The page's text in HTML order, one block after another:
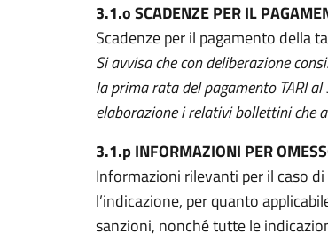
3.1.o SCADENZE PER IL
Scadenze per il pagamento della
Si avvisa che con deliberazione
la prima rata del pagamento TARI
elaborazione i relativi bollettini che
3.1.p INFORMAZIONI PER
Informazioni rilevanti per il caso
l’indicazione, per quanto
sanzioni, nonché tutte le